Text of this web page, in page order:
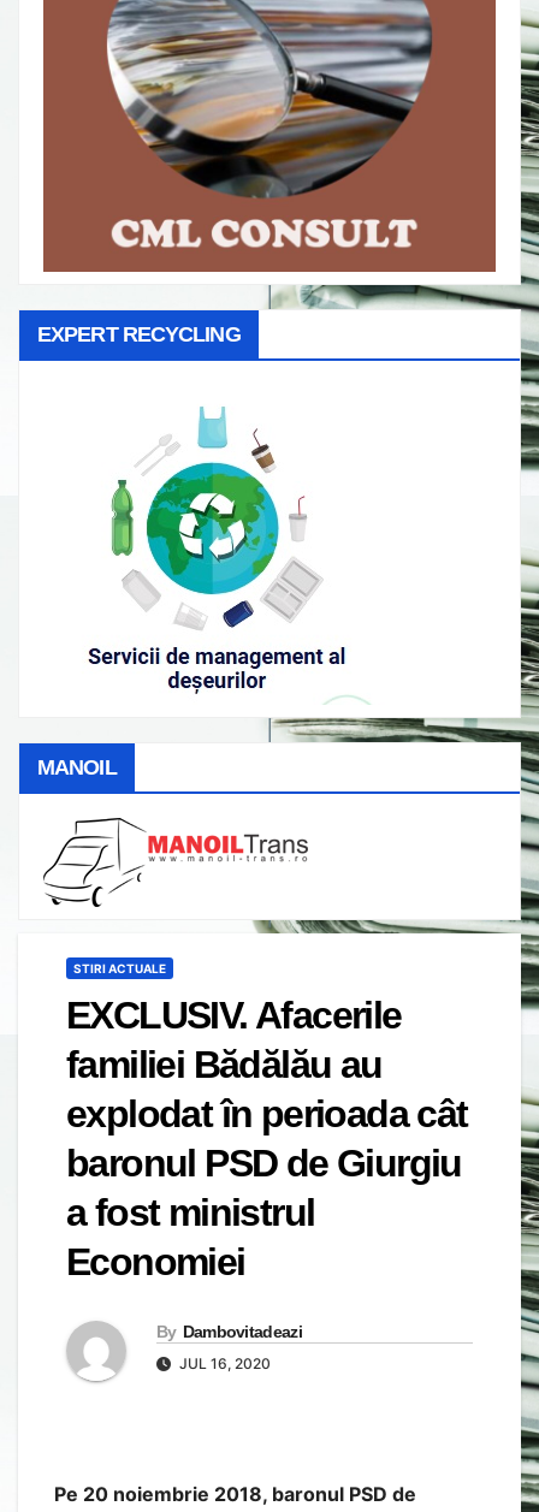
EXPERT RECYCLING
MANOIL
STIRI ACTUALE
EXCLUSIV. Afacerile
familiei Bădălău au
explodat în perioada cât
baronul PSD de Giurgiu
a fost ministrul
Economiei
By Dambovitadeazi
JUL 16, 2020
Pe 20 noiembrie 2018, baronul PSD de